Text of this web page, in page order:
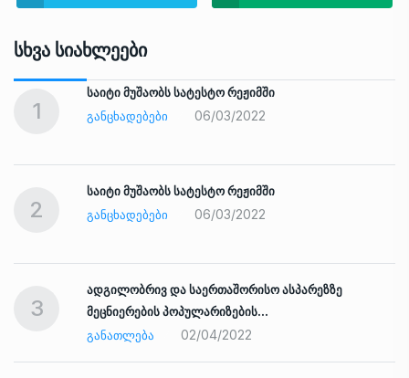
Სხვა Სიახლეები
1
საიტი მუშაობს სატესტო რეჟიმში
ᲒᲐᲜᲪᲮᲐᲓᲔᲑᲔᲑᲘ
06/03/2022
2
საიტი მუშაობს სატესტო რეჟიმში
ᲒᲐᲜᲪᲮᲐᲓᲔᲑᲔᲑᲘ
06/03/2022
3
ადგილობრივ და საერთაშორისო ასპარეზზე
მეცნიერების პოპულარიზების…
ᲒᲐᲜᲐᲗᲚᲔᲑᲐ
02/04/2022